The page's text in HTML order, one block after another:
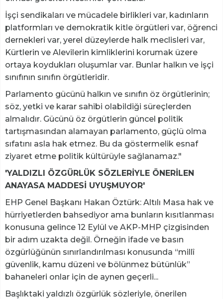
İşçi sendikaları ve mücadele birlikleri var, kadınların
platformları ve demokratik kitle örgütleri var, öğrenci
dernekleri var, yerel düzeylerde halk meclisleri var,
Kürtlerin ve Alevilerin kimliklerini korumak üzere
ortaya koydukları oluşumlar var. Bunlar halkın ve işçi
sınıfının sınıfın örgütleridir.
Parlamento gücünü halkın ve sınıfın öz örgütlerinin;
söz, yetki ve karar sahibi olabildiği süreçlerden
almalıdır. Gücünü öz örgütlerin güncel politik
tartışmasından alamayan parlamento, güçlü olma
sıfatını asla hak etmez. Bu da göstermelik esnaf
ziyaret etme politik kültürüyle sağlanamaz."
'YALDIZLI ÖZGÜRLÜK SÖZLERİYLE ÖNERİLEN
ANAYASA MADDESİ UYUŞMUYOR'
EHP Genel Başkanı Hakan Öztürk: Altılı Masa hak ve
hürriyetlerden bahsediyor ama bunların kısıtlanması
konusuna gelince 12 Eylül ve AKP-MHP çizgisinden
bir adım uzakta değil. Örneğin ifade ve basın
özgürlüğünün sınırlandırılması konusunda “millî
güvenlik, kamu düzeni ve bölünmez bütünlük”
bahaneleri onlar için de aynen geçerli...
Başlıktaki yaldızlı özgürlük sözleriyle, önerilen